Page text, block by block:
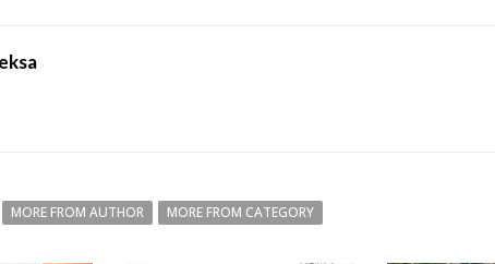
MORE FROM AUTHOR MORE FROM CATEGORY